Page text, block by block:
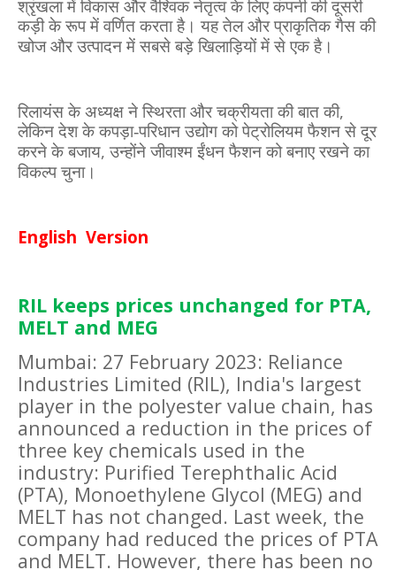
श्रृंखला में विकास और वैश्विक नेतृत्व के लिए कंपनी की दूसरी
कड़ी के रूप में वर्णित करता है। यह तेल और प्राकृतिक गैस की
खोज और उत्पादन में सबसे बड़े खिलाड़ियों में से एक है।
रिलायंस के अध्यक्ष ने स्थिरता और चक्रीयता की बात की,
लेकिन देश के कपड़ा-परिधान उद्योग को पेट्रोलियम फैशन से दूर
करने के बजाय, उन्होंने जीवाश्म ईंधन फैशन को बनाए रखने का
विकल्प चुना।
English Version
RIL keeps prices unchanged for PTA,
MELT and MEG
Mumbai: 27 February 2023: Reliance
Industries Limited (RIL), India's largest
player in the polyester value chain, has
announced a reduction in the prices of
three key chemicals used in the
industry: Purified Terephthalic Acid
(PTA), Monoethylene Glycol (MEG) and
MELT has not changed. Last week, the
company had reduced the prices of PTA
and MELT. However, there has been no